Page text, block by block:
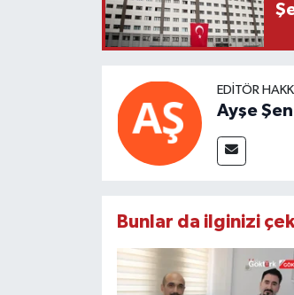
EDITÖR
Ayşe
Bunlar da ilginizi